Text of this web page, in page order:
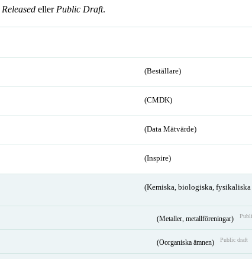
Released eller Public Draft.
(Beställare)
(CMDK)
(Data Mätvärde)
(Inspire)
(Kemiska, biologiska, fysikaliska
(Metaller, metallföreningar)
(Oorganiska ämnen) Public draft